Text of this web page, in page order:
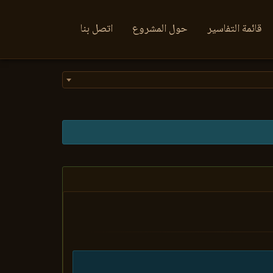
قائمة التفاسير حول المشروع اتصل بنا